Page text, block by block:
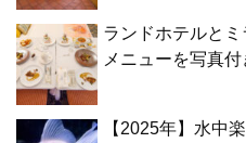
ランドホテルと
メニューを写真付
【2025年】水中